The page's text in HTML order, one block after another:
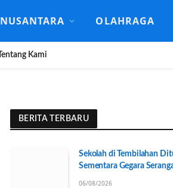
NUSANTARA OLAHRAGA
Tentang Kami
BERITA TERBARU
Sekolah di Tembilahan
Sementara Gegara
06/08/2026